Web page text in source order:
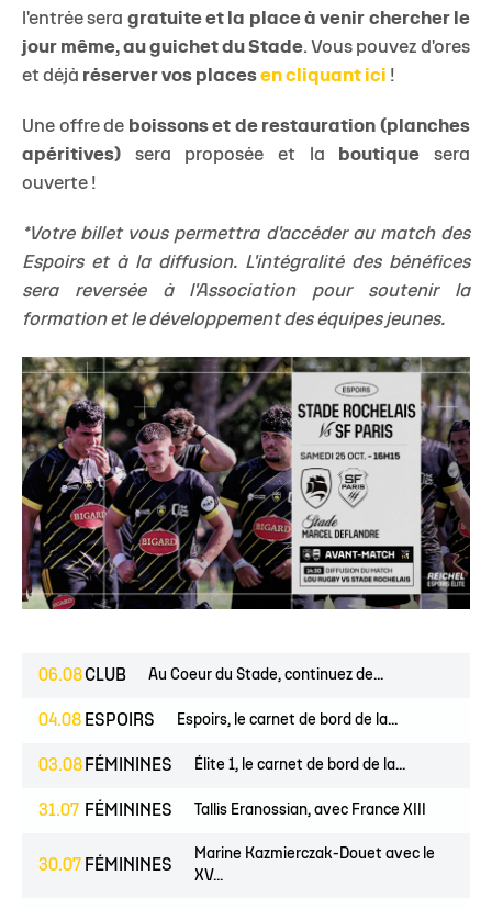
l'entrée sera gratuite et la place à venir chercher le
jour même, au guichet du Stade. Vous pouvez d'ores
et déjà réserver vos places en cliquant ici !
Une offre de boissons et de restauration (planches
apéritives) sera proposée et la boutique sera
ouverte !
*Votre billet vous permettra d'accéder au match des
Espoirs et à la diffusion. L'intégralité des bénéfices
sera reversée à l'Association pour soutenir la
formation et le développement des équipes jeunes.
06.08CLUB Au Coeur du Stade, continuez de...
04.08 ESPOIRS Espoirs, le carnet de bord de la...
03.08 FÉMININES Élite 1, le carnet de bord de la...
31.07 FÉMININES Tallis Eranossian, avec France XIII
30.07 FÉMININES
Marine Kazmierczak-Douet avec le
XV...